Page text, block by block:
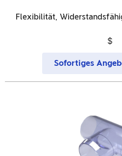
Flexibilität,
$
Sofortiges